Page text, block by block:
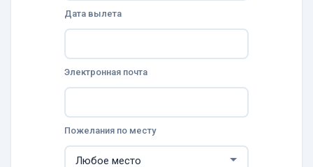
Дата вылета
Электронная почта
Пожелания по месту